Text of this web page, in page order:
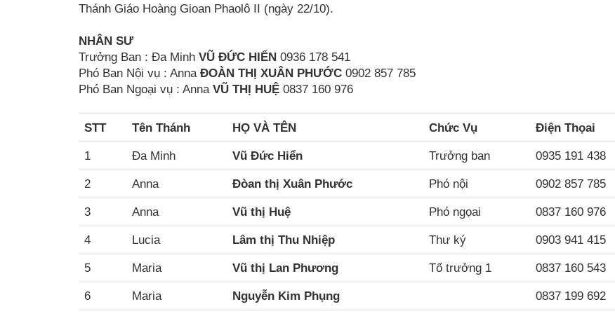
Thánh Giáo Hoàng Gioan Phaolô II (ngày 22/10).
NHÂN SƯ
Trưởng Ban : Đa Minh VŨ ĐỨC HIỂN 0936 178 541
Phó Ban Nội vụ : Anna ÐOÀN THỊ XUÂN PHƯỚC 0902 857 785
Phó Ban Ngoại vụ : Anna VŨ THỊ HUỆ 0837 160 976
STT Tên Thánh HỌ VÀ TÊN Chức Vụ Điện Thọai
1 Đa Minh Vũ Đức Hiển Trưởng ban 0935 191 438
2 Anna Đòan thị Xuân Phước Phó nội 0902 857 785
3 Anna Vũ thị Huệ Phó ngọai 0837 160 976
4 Lucia Lâm thị Thu Nhiệp Thư ký 0903 941 415
5 Maria Vũ thị Lan Phương Tổ trưởng 1 0837 160 543
6 Maria Nguyễn Kim Phụng 0837 199 692